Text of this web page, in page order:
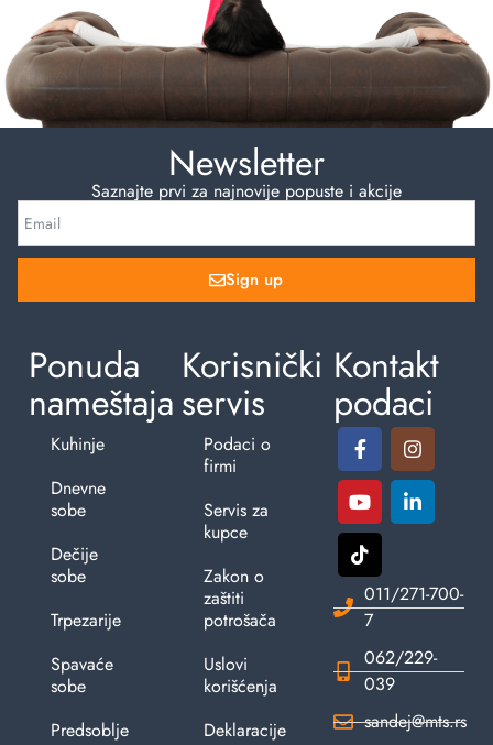
Newsletter
Saznajte prvi za najnovije popuste i akcije
Sign up
Ponuda
nameštaja
Kuhinje
Dnevne
sobe
Dečije
sobe
Trpezarije
Spavaće
sobe
Predsoblje
Korisnički
servis
Podaci o
firmi
Servis za
kupce
Zakon o
zaštiti
potrošača
Uslovi
korišćenja
Deklaracije
Kontakt
podaci
011/271-700-
7
062/229-
039
sandej@mts.rs